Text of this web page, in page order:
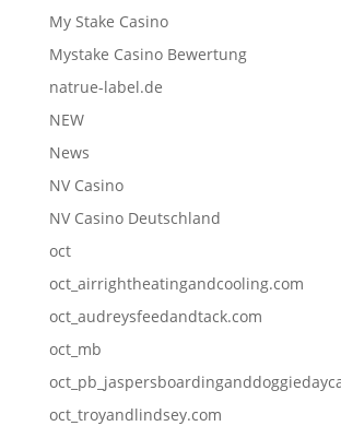
My Stake Casino
Mystake Casino Bewertung
natrue-label.de
NEW
News
NV Casino
NV Casino Deutschland
oct
oct_airrightheatingandcooling.com
oct_audreysfeedandtack.com
oct_mb
oct_troyandlindsey.com